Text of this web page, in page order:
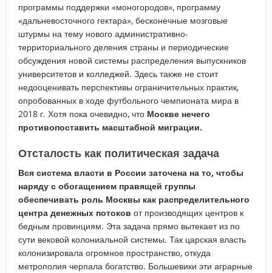
программы поддержки «моногородов», программу
«дальневосточного гектара», бесконечные мозговые
штурмы на тему нового административно-
территориального деления страны и периодические
обсуждения новой системы распределения выпускников
университетов и колледжей. Здесь также не стоит
недооценивать перспективы ограничительных практик,
опробованных в ходе футбольного чемпионата мира в
2018 г. Хотя пока очевидно, что Москве нечего
противопоставить масштабной миграции.
Отсталость как политическая задача
Вся система власти в России заточена на то, чтобы
наряду с обогащением правящей группы
обеспечивать роль Москвы как распределительного
центра денежных потоков от производящих центров к
бедным провинциям. Эта задача прямо вытекает из по
сути вековой колониальной системы. Так царская власть
колонизировала огромное пространство, откуда
метрополия черпала богатство. Большевики эти аграрные